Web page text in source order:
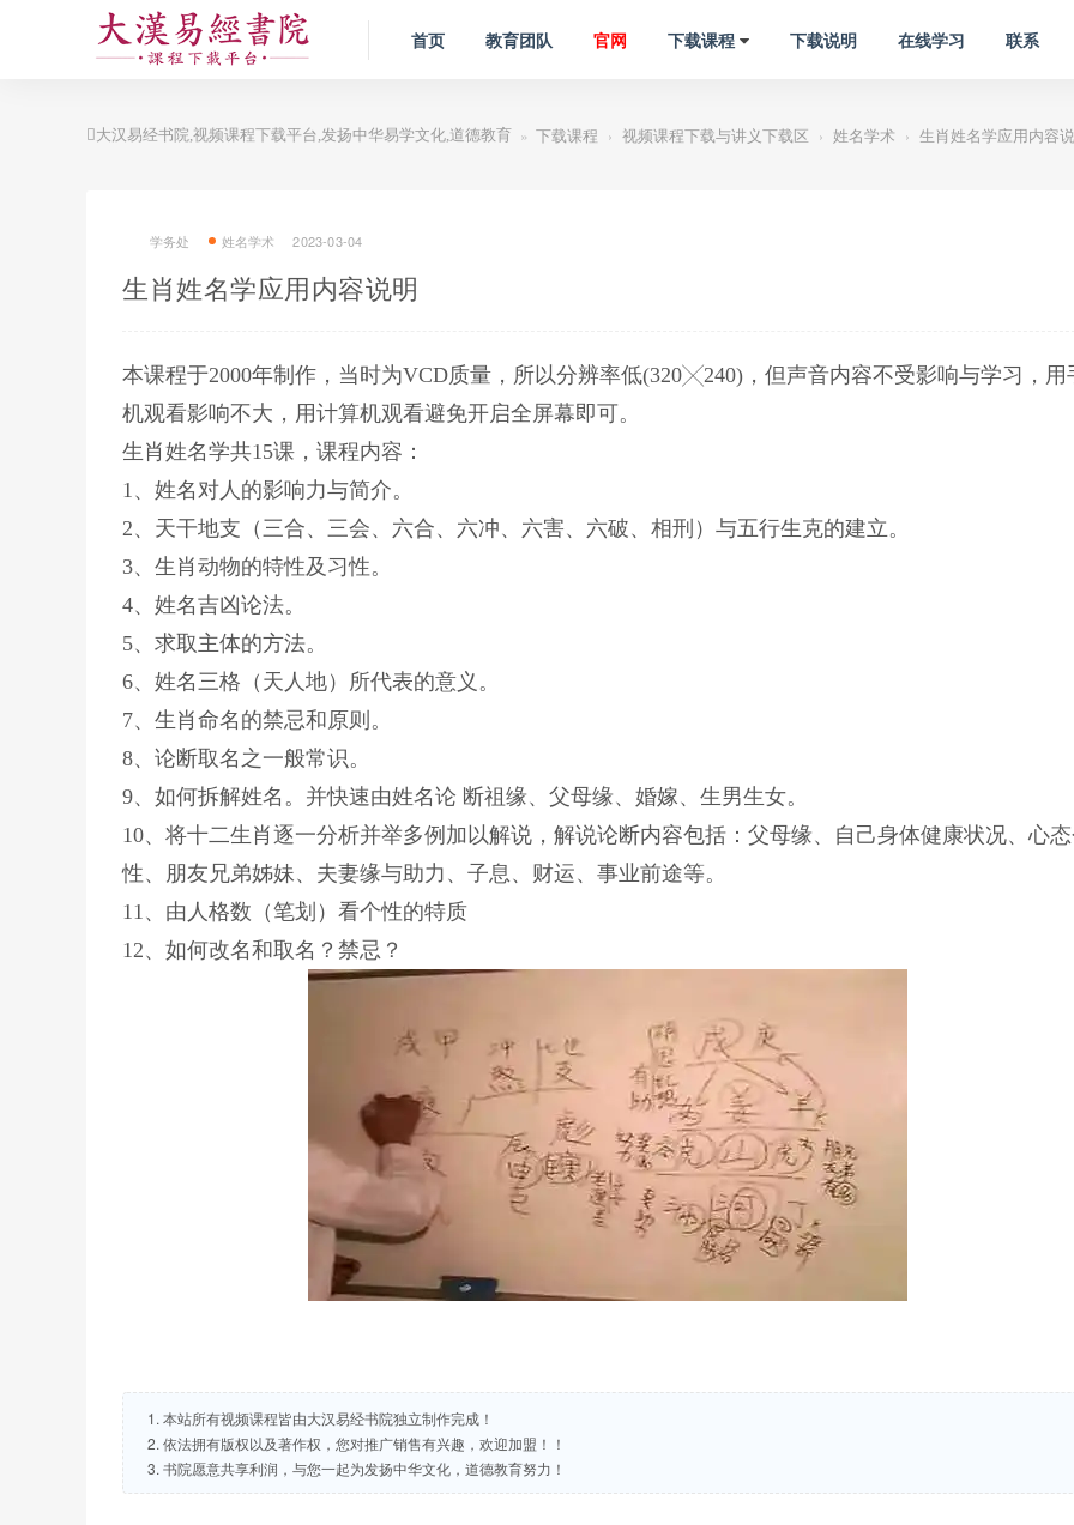
首页 教育团队 官网 下载课程 下载说明 在线学习 联系
大汉易经书院,视频课程下载平台,发扬中华易学文化,道德教育 » 下载课程 › 视频课程下载与讲义下载区 › 姓名学术 › 生肖姓名学应用内容
学务处 姓名学术 2023-03-04
生肖姓名学应用内容说明
本课程于2000年制作，当时为VCD质量，所以分辨率低(320╳240)，但声音内容不受影响与学习，用
机观看影响不大，用计算机观看避免开启全屏幕即可。
生肖姓名学共15课，课程内容：
1、姓名对人的影响力与简介。
2、天干地支（三合、三会、六合、六冲、六害、六破、相刑）与五行生克的建立。
3、生肖动物的特性及习性。
4、姓名吉凶论法。
5、求取主体的方法。
6、姓名三格（天人地）所代表的意义。
7、生肖命名的禁忌和原则。
8、论断取名之一般常识。
9、如何拆解姓名。并快速由姓名论 断祖缘、父母缘、婚嫁、生男生女。
10、将十二生肖逐一分析并举多例加以解说，解说论断内容包括：父母缘、自己身体健康状况、心
性、朋友兄弟姊妹、夫妻缘与助力、子息、财运、事业前途等。
11、由人格数（笔划）看个性的特质
12、如何改名和取名？禁忌？
1. 本站所有视频课程皆由大汉易经书院独立制作完成！
2. 依法拥有版权以及著作权，您对推广销售有兴趣，欢迎加盟！！
3. 书院愿意共享利润，与您一起为发扬中华文化，道德教育努力！